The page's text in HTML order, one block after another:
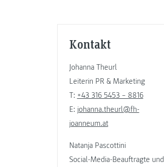
Kontakt
Johanna Theurl
Leiterin PR & Marketing
T: +43 316 5453 – 8816
E: johanna.theurl@fh-
joanneum.at
Natanja Pascottini
Social-Media-Beauftragte und